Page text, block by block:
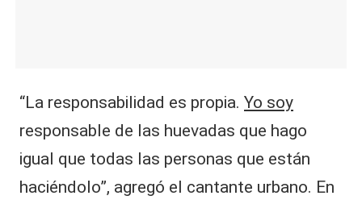
“La responsabilidad es propia. Yo soy
responsable de las huevadas que hago
igual que todas las personas que están
haciéndolo”, agregó el cantante urbano. En